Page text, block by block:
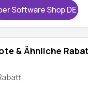
Software Shop DE
& Ähnliche